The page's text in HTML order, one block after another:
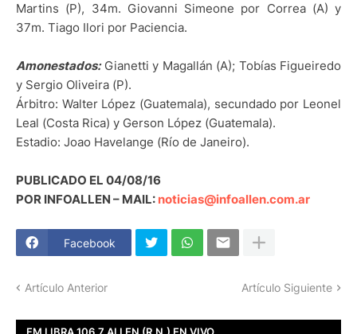
Martins (P), 34m. Giovanni Simeone por Correa (A) y
37m. Tiago Ilori por Paciencia.
Amonestados:Gianetti y Magallán (A); Tobías Figueiredo
y Sergio Oliveira (P).
Árbitro: Walter López (Guatemala), secundado por Leonel
Leal (Costa Rica) y Gerson López (Guatemala).
Estadio: Joao Havelange (Río de Janeiro).
PUBLICADO EL 04/08/16
POR INFOALLEN – MAIL: noticias@infoallen.com.ar
Facebook
Artículo Anterior Artículo Siguiente